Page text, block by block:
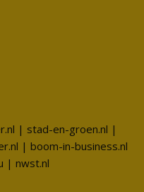
| stad-en-groen.nl |
| boom-in-business.nl
| nwst.nl